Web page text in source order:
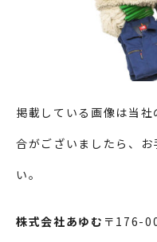
掲載している画像は当
合がございましたら、
い。
株式会社あゆむ 〒176-